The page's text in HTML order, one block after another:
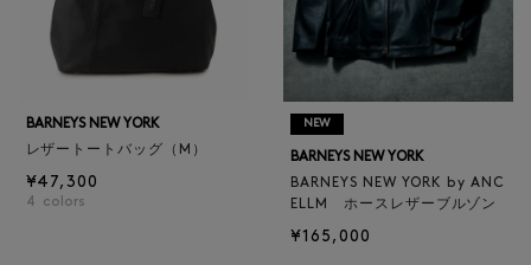
BARNEYS NEW YORK
レザートートバッグ（M）
¥47,300
4 colors
NEW
BARNEYS NEW YORK
BARNEYS NEW YORK by ANC
ELLM ホースレザーブルゾン
¥165,000